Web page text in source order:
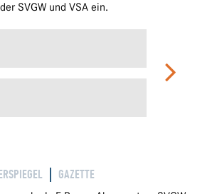
SVGW und VSA ein.
GAZETTE